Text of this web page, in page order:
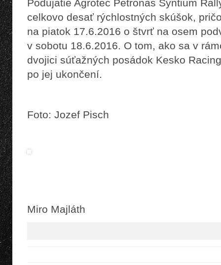
Podujatie Agrotec Petronas Syntium
celkovo desať rýchlostných skúšok,
na piatok 17.6.2016 o štvrť na osem
v sobotu 18.6.2016. O tom, ako sa v
dvojici súťažných posádok Kesko
po jej ukončení.
Foto: Jozef Pisch
Miro Majláth